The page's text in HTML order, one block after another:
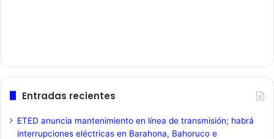
Entradas recientes
ETED anuncia mantenimiento en línea de transmisión; habrá
interrupciones eléctricas en Barahona, Bahoruco e